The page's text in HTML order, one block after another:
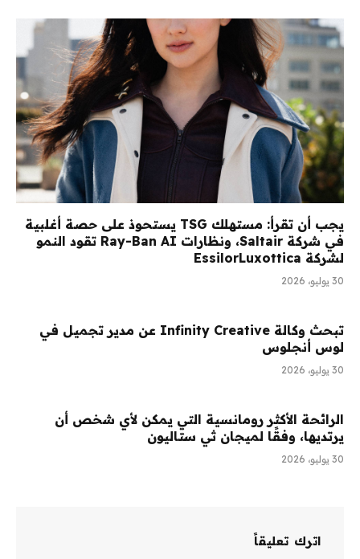
يجب أن تقرأ: مستهلك TSG يستحوذ على حصة أغلبية
في شركة Saltair، ونظارات Ray-Ban AI تقود النمو
لشركة EssilorLuxottica
30 يوليو، 2026
تبحث وكالة Infinity Creative عن مدير تجميل في
لوس أنجلوس
30 يوليو، 2026
الرائحة الأكثر رومانسية التي يمكن لأي شخص أن
يرتديها، وفقًا لميجان ثي ستاليون
30 يوليو، 2026
اترك تعليقاً